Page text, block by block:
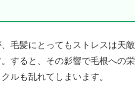
毛髪にとってもストレスは天敵
すると、その影響で毛根への栄
ルも乱れてしまいます。